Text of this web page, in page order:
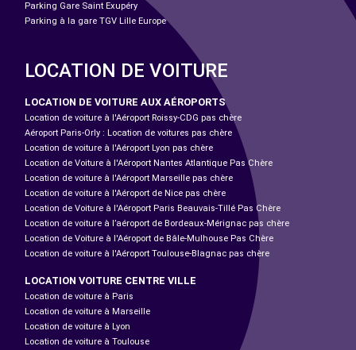
Parking Gare Saint Exupéry
Parking à la gare TGV Lille Europe
LOCATION DE VOITURE
LOCATION DE VOITURE AUX AÉROPORTS
Location de voiture à l'Aéroport Roissy-CDG pas chère
Aéroport Paris-Orly : Location de voitures pas chère
Location de voiture à l'Aéroport Lyon pas chère
Location de Voiture à l'Aéroport Nantes Atlantique Pas Chère
Location de voiture à l'Aéroport Marseille pas chère
Location de voiture à l'Aéroport de Nice pas chère
Location de Voiture à l'Aéroport Paris Beauvais-Tillé Pas Chère
Location de voiture à l’aéroport de Bordeaux-Mérignac pas chère
Location de Voiture à l'Aéroport de Bâle-Mulhouse Pas Chère
Location de voiture à l'Aéroport Toulouse-Blagnac pas chère
LOCATION VOITURE CENTRE VILLE
Location de voiture à Paris
Location de voiture à Marseille
Location de voiture à Lyon
Location de voiture à Toulouse